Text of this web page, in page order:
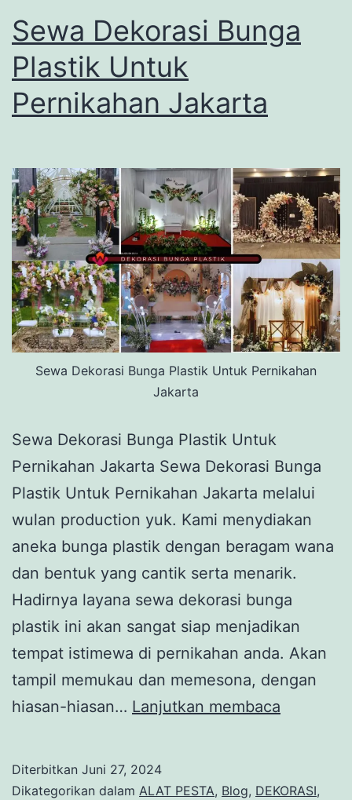
Sewa Dekorasi Bunga
Plastik Untuk
Pernikahan Jakarta
Sewa Dekorasi Bunga Plastik Untuk Pernikahan
Jakarta
Sewa Dekorasi Bunga Plastik Untuk
Pernikahan Jakarta Sewa Dekorasi Bunga
Plastik Untuk Pernikahan Jakarta melalui
wulan production yuk. Kami menydiakan
aneka bunga plastik dengan beragam wana
dan bentuk yang cantik serta menarik.
Hadirnya layana sewa dekorasi bunga
plastik ini akan sangat siap menjadikan
tempat istimewa di pernikahan anda. Akan
tampil memukau dan memesona, dengan
hiasan-hiasan… Lanjutkan membaca
Plastik
Diterbitkan Juni 27, 2024
Dikategorikan dalam ALAT PESTA, Blog, DEKORASI,